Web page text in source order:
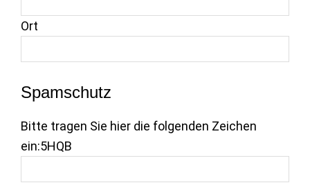
Ort
Spamschutz
Bitte tragen Sie hier die folgenden Zeichen
ein:5HQB